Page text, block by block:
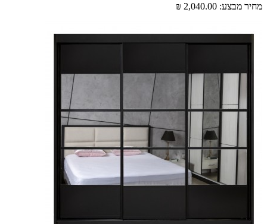
מבצע: 2,040.00 ₪